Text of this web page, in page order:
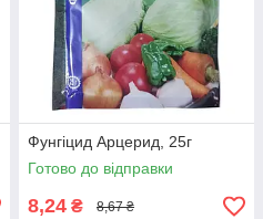
Фунгіцид Арцерид, 25г
Готово до відправки
8,24 ₴ 8,67 ₴